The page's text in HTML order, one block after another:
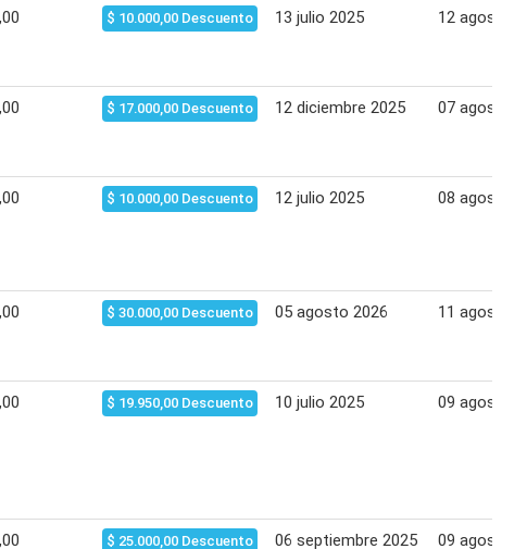
$ 10.000,00 Descuento 13 julio 2025 12 agosto
$ 17.000,00 Descuento 12 diciembre 2025 07 agosto
$ 10.000,00 Descuento 12 julio 2025 08 agosto
$ 30.000,00 Descuento 05 agosto 2026 11 agosto
$ 19.950,00 Descuento 10 julio 2025 09 agosto
$ 25.000,00 Descuento 06 septiembre 2025 09 agosto